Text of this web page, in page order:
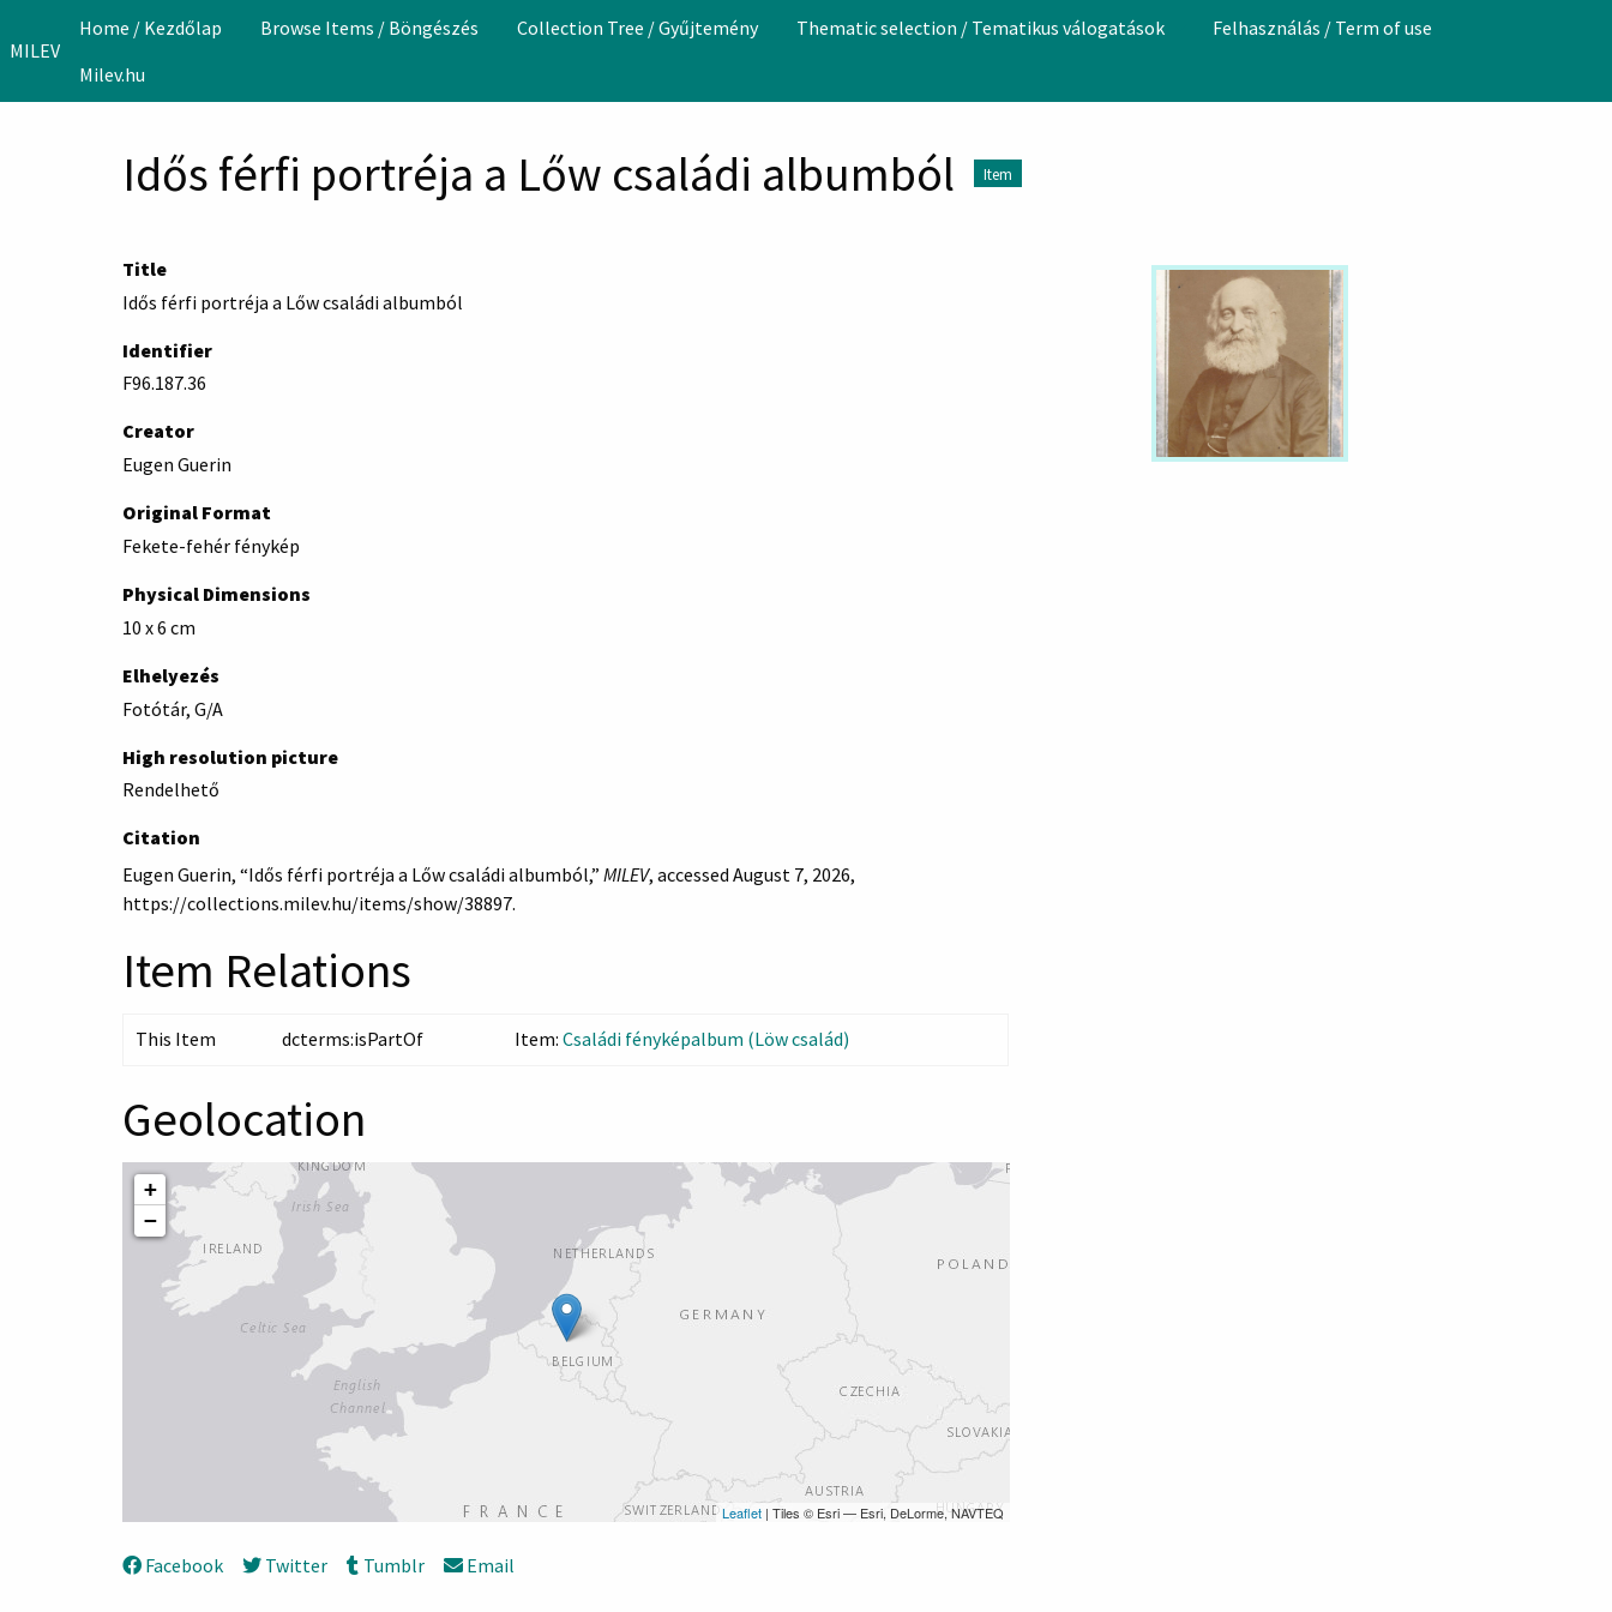
MILEV
Home / Kezdőlap Browse Items / Böngészés Collection Tree / Gyűjtemény Thematic selection / Tematikus válogatások
Felhasználás / Term of use
Milev.hu
Idős férfi portréja a Lőw családi albumból Item
Title
Idős férfi portréja a Lőw családi albumból
Identifier
F96.187.36
Creator
Eugen Guerin
Original Format
Fekete-fehér fénykép
Physical Dimensions
10 x 6 cm
Elhelyezés
Fotótár, G/A
High resolution picture
Rendelhető
Citation
Eugen Guerin, “Idős férfi portréja a Lőw családi albumból,” MILEV, accessed August 7, 2026,
https://collections.milev.hu/items/show/38897.
Item Relations
This Item dcterms:isPartOf Item: Családi fényképalbum (Löw család)
Geolocation
+
−
Leaflet| Tiles © Esri — Esri, DeLorme, NAVTEQ
Facebook Twitter Tumblr Email